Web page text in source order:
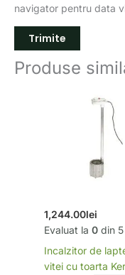
navigator pentru data
Produse
1,244.00lei
Evaluat la 0 din 5
Incalzitor de
vitei cu toarta